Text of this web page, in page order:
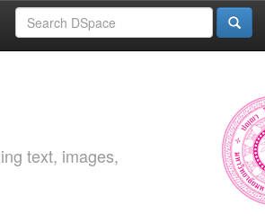
text, images,